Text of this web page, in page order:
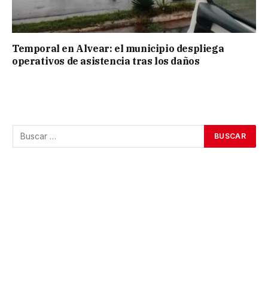
Temporal en Alvear: el municipio despliega
operativos de asistencia tras los daños